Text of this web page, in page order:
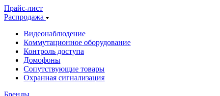
Прайс-лист
Распродажа
Видеонаблюдение
Коммутационное оборудование
Контроль доступа
Домофоны
Сопутствующие товары
Охранная сигнализация
Бренды